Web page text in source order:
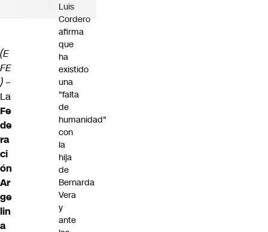
(E
FE
) –
La
Fe
de
ra
ci
ón
Ar
ge
lin
a
Luis
Cordero
afirma
que
ha
existido
una
"falta
de
humanidad"
con
la
hija
de
Bernarda
Vera
y
ante